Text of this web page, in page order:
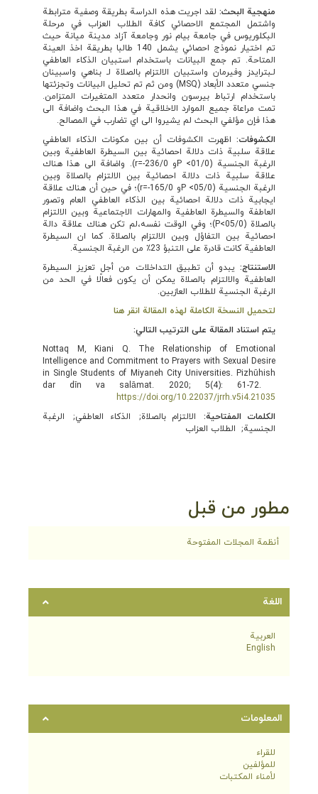
منهجية البحث: لقد اجريت هذه الدراسة بطريقة وصفية مترابطة
واشتمل المجتمع الاحصائي كافة الطلاب العزاب في مرحلة
البكلوريوس في جامعة بيام نور وجامعة آزاد مدينة ميانة حيث
تم اختيار نموذج احصائي يشمل 140 طالبا بطريقة اخذ العينة
المتاحة. تم جمع البيانات باستخدام استبيان الذكاء العاطفي
لـبترايدز وفيرمان واستبيان الالتزام بالصلاة لـ بناهي واسبينان
جنسي متعدد الأبعاد (MSQ) ومن ثم تم تحليل البيانات وتجزئتها
باستخدام ارتباط بيرسون وانحدار متعدد المتغيرات المتزامن.
تمت مراعاة جميع الموارد الاخلاقية في هذا البحث واضافة الى
هذا فإن مؤلفي البحث لم يشيروا الى اي تضارب في المصالح.
الكشوفات: اظهرت الكشوفات أن بين مكونات الذكاء العاطفي
علاقة سلبية ذات دلالة احصائية بين السيطرة العاطفية وبين
الرغبة الجنسية (01/0> Pو 236/0-=r). واضافة الى هذا هناك
علاقة سلبية ذات دلالة احصائية بين الالتزام بالصلاة وبين
الرغبة الجنسية (05/0> Pو 165/0-=r)؛ في حين أن هناك علاقة
ايجابية ذات دلالة احصائية بين الذكاء العاطفي العام وتصور
العاطفة والسيطرة العاطفية والمهارات الاجتماعية وبين الالتزام
بالصلاة (05/0>P)؛ وفي الوقت نفسه،لم تكن هناك علاقة دالة
احصائية بين التفاؤل وبين الالتزام بالصلاة. كما ان السيطرة
العاطفية كانت قادرة على التنبؤ 23٪ من الرغبة الجنسية.
الاستنتاج: يبدو أن تطبيق التداخلات من أجل تعزيز السيطرة
العاطفية والالتزام بالصلاة يمكن أن يكون فعالًا في الحد من
الرغبة الجنسية للطلاب العازبين.
لتحميل النسخة الكاملة لهذه المقالة انقر هنا
يتم استناد المقالة على الترتيب التالي:
Nottaq M, Kiani Q. The Relationship of Emotional
Intelligence and Commitment to Prayers with Sexual Desire
in Single Students of Miyaneh City Universities. Pizhūhish
dar dīn va salāmat. 2020; 5(4): 61-72.
https://doi.org/10.22037/jrrh.v5i4.21035
الكلمات المفتاحية:
الالتزام بالصلاة الذكاء العاطفي
الرغبة
الجنسية
الطلاب العزاب
مطور من قبل
أنظمة المجلات المفتوحة
اللغة
العربية
English
المعلومات
للقراء
للمؤلفين
لأمناء المكتبات